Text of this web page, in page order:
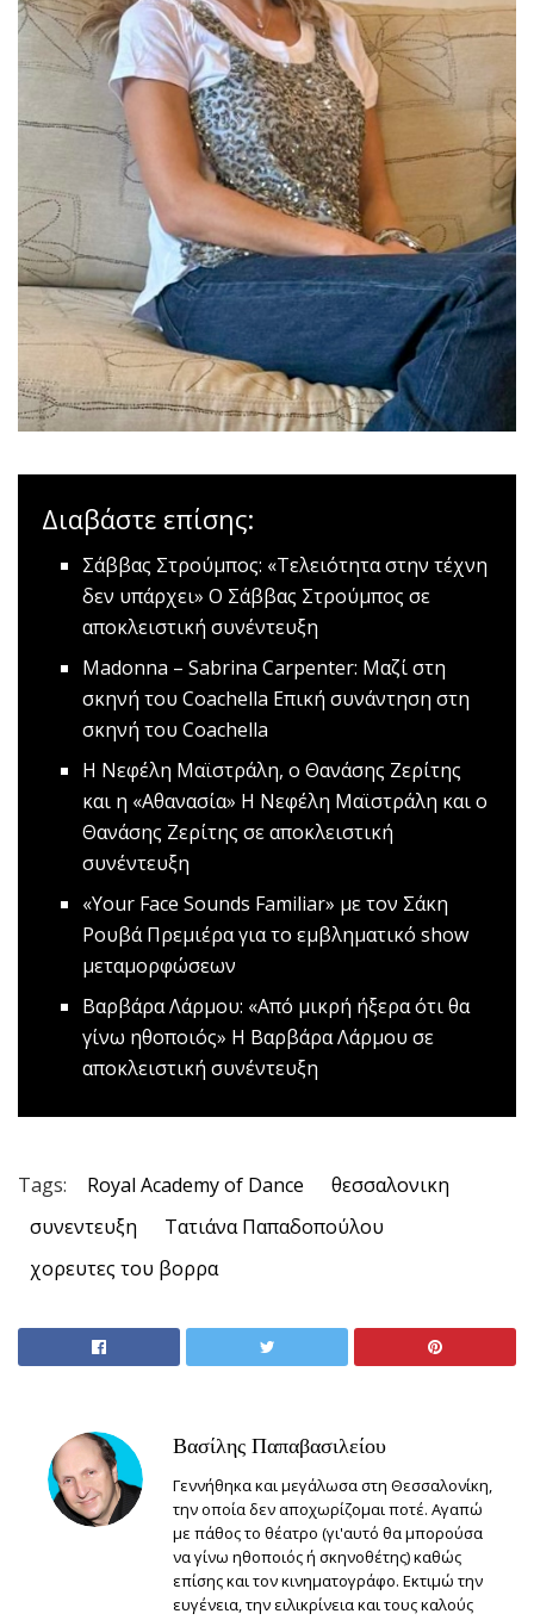
Διαβάστε επίσης:
Σάββας Στρούμπος: «Τελειότητα στην τέχνη
δεν υπάρχει» Ο Σάββας Στρούμπος σε
αποκλειστική συνέντευξη
Madonna – Sabrina Carpenter: Μαζί στη
σκηνή του Coachella Επική συνάντηση στη
σκηνή του Coachella
H Νεφέλη Μαϊστράλη, o Θανάσης Ζερίτης
και η «Αθανασία» Η Νεφέλη Μαϊστράλη και ο
Θανάσης Ζερίτης σε αποκλειστική
συνέντευξη
«Your Face Sounds Familiar» με τον Σάκη
ΡουβάΠρεμιέρα για το εμβληματικό show
μεταμορφώσεων
Βαρβάρα Λάρμου: «Από μικρή ήξερα ότι θα
γίνω ηθοποιός» H Βαρβάρα Λάρμου σε
αποκλειστική συνέντευξη
Tags: Royal Academy of Dance
θεσσαλονικη
συνεντευξη
Τατιάνα Παπαδοπούλου
χορευτες του βορρα
Βασίλης Παπαβασιλείου
Γεννήθηκα και μεγάλωσα στη Θεσσαλονίκη,
την οποία δεν αποχωρίζομαι ποτέ. Αγαπώ
με πάθος το θέατρο (γι'αυτό θα μπορούσα
να γίνω ηθοποιός ή σκηνοθέτης) καθώς
επίσης και τον κινηματογράφο. Εκτιμώ την
ευγένεια, την ειλικρίνεια και τους καλούς